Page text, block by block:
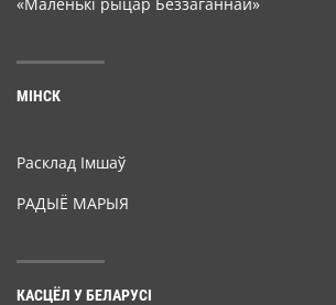
МІНСК
Расклад Імшаў
РАДЫЁ МАРЫЯ
КАСЦЁЛ У БЕЛАРУСІ